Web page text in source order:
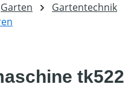
Garten
Gartentechnik
tk522